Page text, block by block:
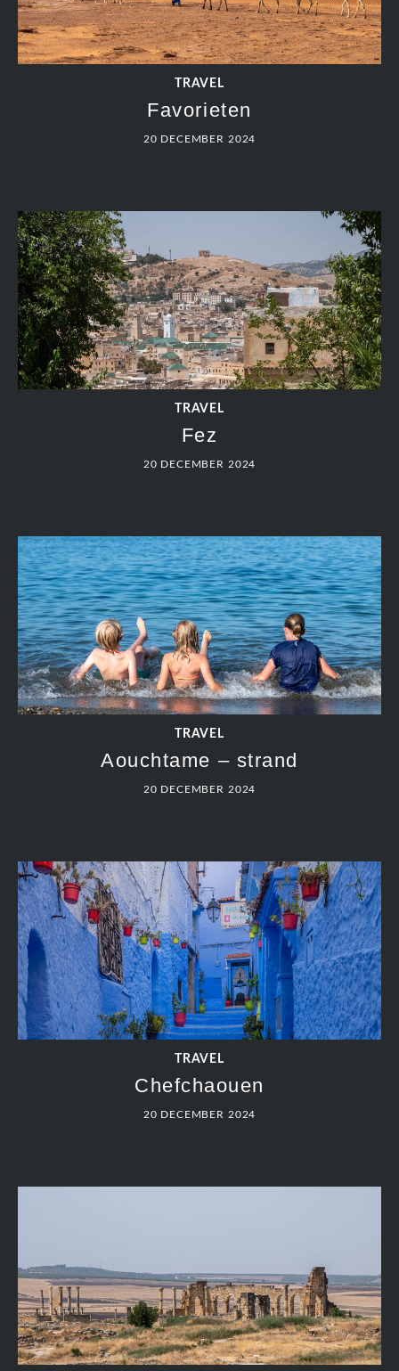
TRAVEL
Favorieten
20 DECEMBER 2024
TRAVEL
Fez
20 DECEMBER 2024
TRAVEL
Aouchtame – strand
20 DECEMBER 2024
TRAVEL
Chefchaouen
20 DECEMBER 2024